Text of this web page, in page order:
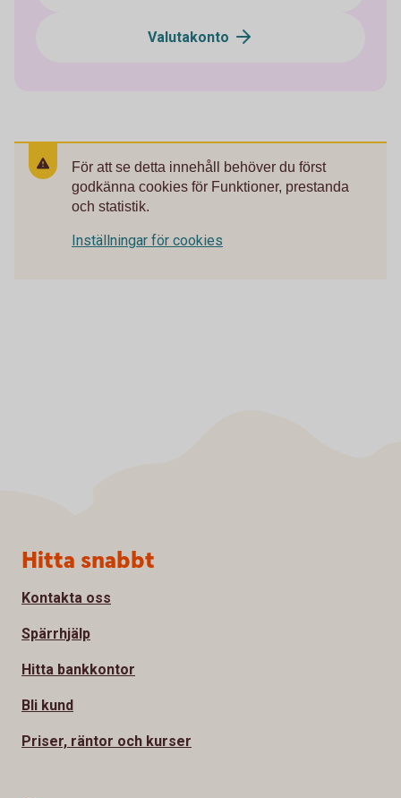
Valutakonto
För att se detta innehåll behöver du först
godkänna cookies för Funktioner, prestanda
och statistik.
Inställningar för cookies
Sidfot
Hitta snabbt
Kontakta oss
Spärrhjälp
Hitta bankkontor
Bli kund
Priser, räntor och kurser